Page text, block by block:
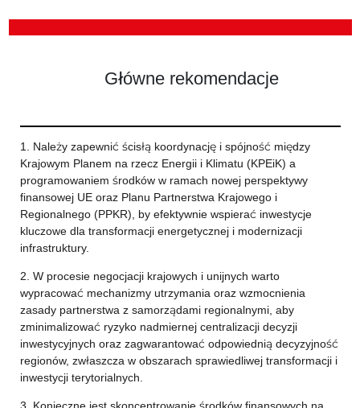
Główne rekomendacje
1. Należy zapewnić ścisłą koordynację i spójność między
Krajowym Planem na rzecz Energii i Klimatu (KPEiK) a
programowaniem środków w ramach nowej perspektywy
finansowej UE oraz Planu Partnerstwa Krajowego i
Regionalnego (PPKR), by efektywnie wspierać inwestycje
kluczowe dla transformacji energetycznej i modernizacji
infrastruktury.
2. W procesie negocjacji krajowych i unijnych warto
wypracować mechanizmy utrzymania oraz wzmocnienia
zasady partnerstwa z samorządami regionalnymi, aby
zminimalizować ryzyko nadmiernej centralizacji decyzji
inwestycyjnych oraz zagwarantować odpowiednią decyzyjność
regionów, zwłaszcza w obszarach sprawiedliwej transformacji i
inwestycji terytorialnych.